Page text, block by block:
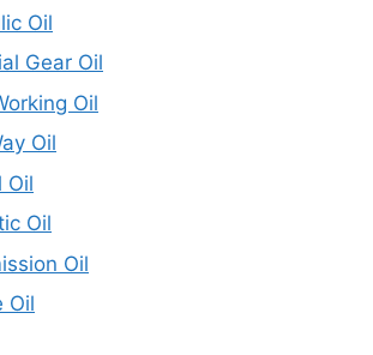
Oil
Gear Oil
Oil
Oil
Oil
Oil
Oil
Oil